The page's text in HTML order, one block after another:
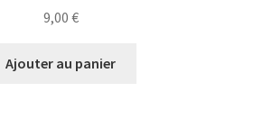
9,00 €
Ajouter au panier